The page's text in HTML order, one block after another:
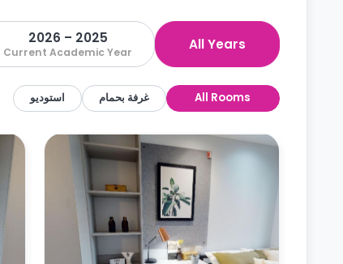
All Years
2025 – 2026
Current Academic Year
All Rooms غرفة بحمام استوديو